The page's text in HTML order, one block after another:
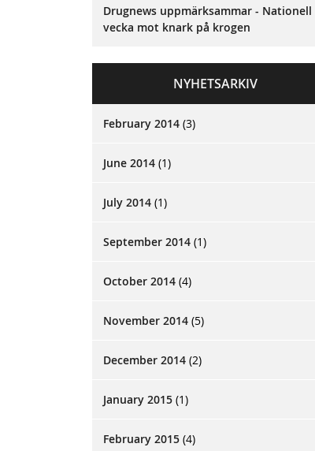
Drugnews uppmärksammar - Nationell
vecka mot knark på krogen
NYHETSARKIV
February 2014(3)
June 2014(1)
July 2014(1)
September 2014(1)
October 2014(4)
November 2014(5)
December 2014(2)
January 2015(1)
February 2015(4)